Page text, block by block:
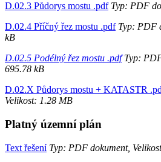
D.02.3 Půdorys mostu .pdfTyp: PDF
D.02.4 Příčný řez mostu .pdfTyp: PDF
kB
D.02.5 Podélný řez mostu .pdfTyp:
695.78 kB
D.02.X Půdorys mostu + KATASTR
Velikost: 1.28 MB
Platný územní plán
Text řešeníTyp: PDF dokument,